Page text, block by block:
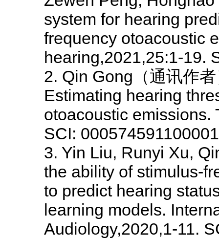
system for hearing
frequency otoacoustic
hearing,2021,25:1-19.
2. Qin Gong （通讯作
Estimating hearing
otoacoustic emissions.
SCI:
3. Yin Liu, Runyi Xu,
the ability of stimulus-
to predict hearing
learning models.
Audiology,2020,1-11.